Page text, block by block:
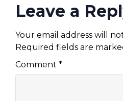
Leave a
Your email address will
Required fields are
Comment *